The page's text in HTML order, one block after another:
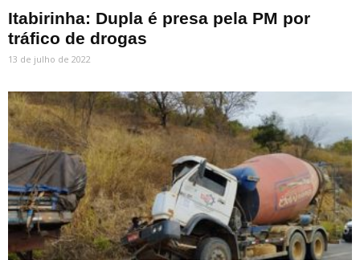
Itabirinha: Dupla é presa pela PM por
tráfico de drogas
13 de julho de 2022